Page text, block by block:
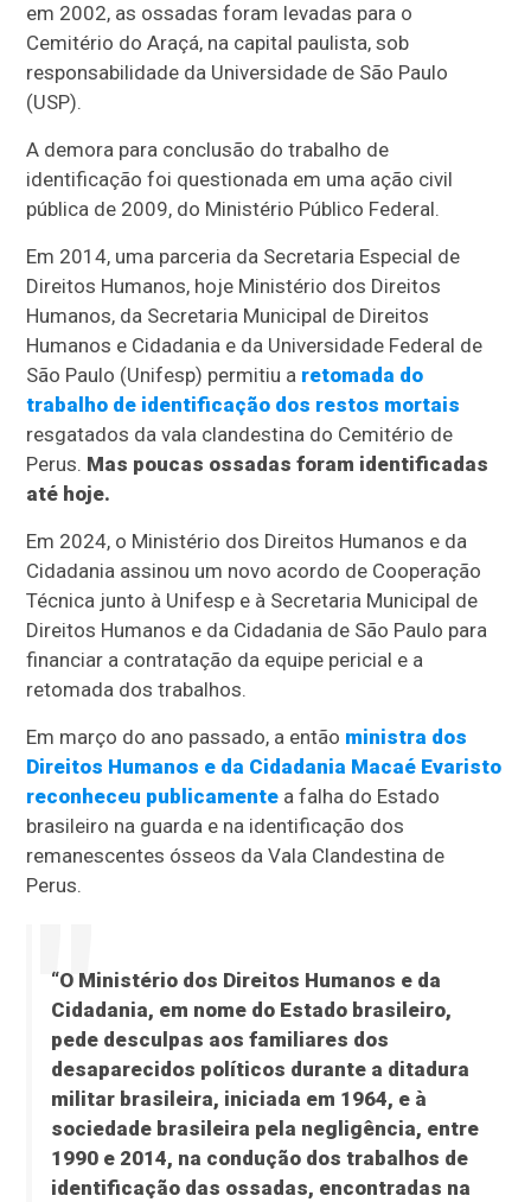
em 2002, as ossadas foram levadas para o
Cemitério do Araçá, na capital paulista, sob
responsabilidade da Universidade de São Paulo
(USP).
A demora para conclusão do trabalho de
identificação foi questionada em uma ação civil
pública de 2009, do Ministério Público Federal.
Em 2014, uma parceria da Secretaria Especial de
Direitos Humanos, hoje Ministério dos Direitos
Humanos, da Secretaria Municipal de Direitos
Humanos e Cidadania e da Universidade Federal de
São Paulo (Unifesp) permitiu a retomada do
trabalho de identificação dos restos mortais
resgatados da vala clandestina do Cemitério de
Perus. Mas poucas ossadas foram identificadas
até hoje.
Em 2024, o Ministério dos Direitos Humanos e da
Cidadania assinou um novo acordo de Cooperação
Técnica junto à Unifesp e à Secretaria Municipal de
Direitos Humanos e da Cidadania de São Paulo para
financiar a contratação da equipe pericial e a
retomada dos trabalhos.
Em março do ano passado, a então ministra dos
Direitos Humanos e da Cidadania Macaé Evaristo
reconheceu publicamente a falha do Estado
brasileiro na guarda e na identificação dos
remanescentes ósseos da Vala Clandestina de
Perus.
“O Ministério dos Direitos Humanos e da
Cidadania, em nome do Estado brasileiro,
pede desculpas aos familiares dos
desaparecidos políticos durante a ditadura
militar brasileira, iniciada em 1964, e à
sociedade brasileira pela negligência, entre
1990 e 2014, na condução dos trabalhos de
identificação das ossadas, encontradas na